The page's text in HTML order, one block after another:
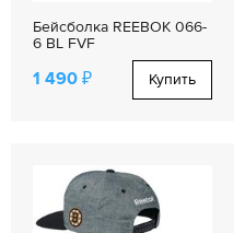
Бейсболка REEBOK 066-
6 BL FVF
1 490 ₽ Купить